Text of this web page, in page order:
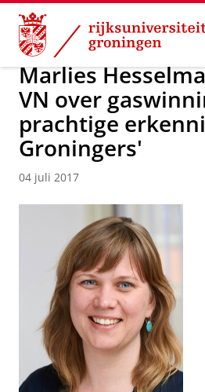
Skip
Content
Skip
Navigation
Over ons Actueel Nieuws
Marlies
VN over
prachtige
Groningers'
04 juli 2017